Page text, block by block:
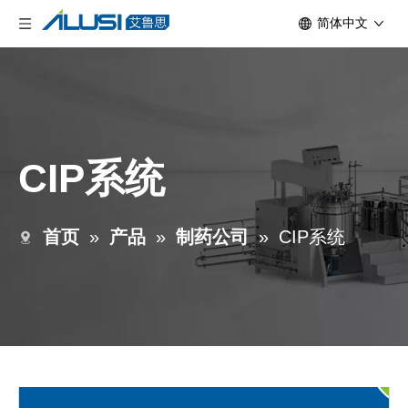
简体中文
CIP系统
首页 » 产品 » 制药公司 » CIP系统